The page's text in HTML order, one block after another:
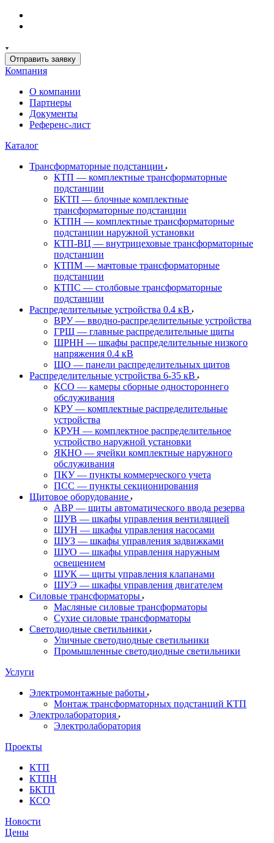
Отправить заявку
Компания
О компании
Партнеры
Документы
Референс-лист
Каталог
Трансформаторные подстанции
КТП — комплектные трансформаторные
подстанции
БКТП — блочные комплектные
трансформаторные подстанции
КТПН — комплектные трансформаторные
подстанции наружной установки
КТП-ВЦ — внутрицеховые трансформаторные
подстанции
КТПМ — мачтовые трансформаторные
подстанции
КТПС — столбовые трансформаторные
подстанции
Распределительные устройства 0.4 кВ
ВРУ — вводно-распределительные устройства
ГРЩ — главные распределительные щиты
ШРНН — шкафы распределительные низкого
напряжения 0.4 кВ
ЩО — панели распределительных щитов
Распределительные устройства 6-35 кВ
КСО — камеры сборные одностороннего
обслуживания
КРУ — комплектные распределительные
устройства
КРУН — комплектное распределительное
устройство наружной установки
ЯКНО — ячейки комплектные наружного
обслуживания
ПКУ — пункты коммерческого учета
ПСС — пункты секционирования
Щитовое оборудование
АВР — щиты автоматического ввода резерва
ШУВ — шкафы управления вентиляцией
ШУН — шкафы управления насосами
ШУЗ — шкафы управления задвижками
ШУО — шкафы управления наружным
освещением
ШУК — щиты управления клапанами
ШУЭ — шкафы управления двигателем
Силовые трансформаторы
Масляные силовые трансформаторы
Сухие силовые трансформаторы
Светодиодные светильники
Уличные светодиодные светильники
Промышленные светодиодные светильники
Услуги
Электромонтажные работы
Монтаж трансформаторных подстанций КТП
Электролаборатория
Электролаборатория
Проекты
КТП
КТПН
БКТП
КСО
Новости
Цены